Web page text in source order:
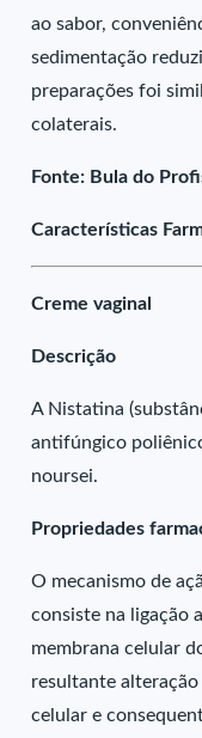
ao sabor,
sedimentação
preparações foi
colaterais.
Fonte: Bula do
Características
Creme vaginal
Descrição
A Nistatina
antifúngico
noursei.
Propriedades
O mecanismo de
consiste na ligação
membrana celular
resultante
celular e